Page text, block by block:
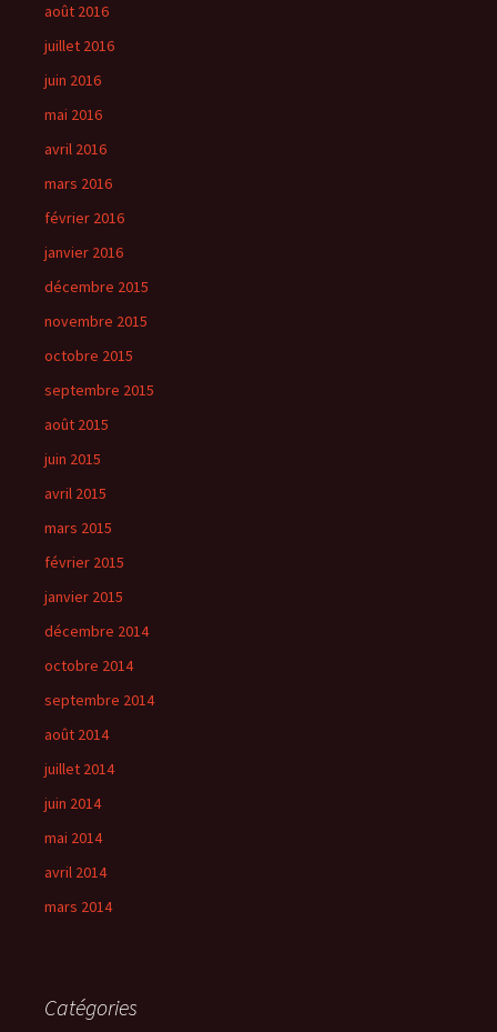
août 2016
juillet 2016
juin 2016
mai 2016
avril 2016
mars 2016
février 2016
janvier 2016
décembre 2015
novembre 2015
octobre 2015
septembre 2015
août 2015
juin 2015
avril 2015
mars 2015
février 2015
janvier 2015
décembre 2014
octobre 2014
septembre 2014
août 2014
juillet 2014
juin 2014
mai 2014
avril 2014
mars 2014
Catégories